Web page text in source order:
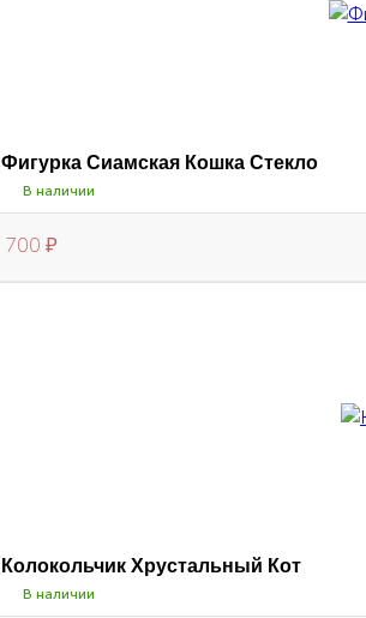
Фигурка Сиамская Кошка Стекло
В наличии
700 ₽
Колокольчик Хрустальный Кот
В наличии